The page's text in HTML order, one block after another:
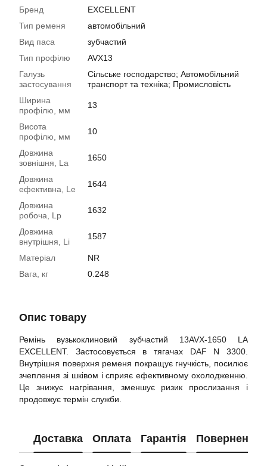
Бренд
EXCELLENT
Тип ременя
автомобільний
Вид паса
зубчастий
Тип профілю
AVX13
Галузь
застосування
Сільське господарство; Автомобільний
транспорт та техніка; Промисловість
Ширина
профілю, мм
13
Висота
профілю, мм
10
Довжина
зовнішня, La
1650
Довжина
ефективна, Le
1644
Довжина
робоча, Lp
1632
Довжина
внутрішня, Li
1587
Матеріал
NR
Вага, кг
0.248
Опис товару
Ремінь вузькоклиновий зубчастий 13AVX-1650 LA
EXCELLENT. Застосовується в тягачах DAF N 3300.
Внутрішня поверхня ременя покращує гнучкість, посилює
зчеплення зі шківом і сприяє ефективному охолодженню.
Це знижує нагрівання, зменшує ризик прослизання і
продовжує термін служби.
Доставка Оплата Гарантія Повернення